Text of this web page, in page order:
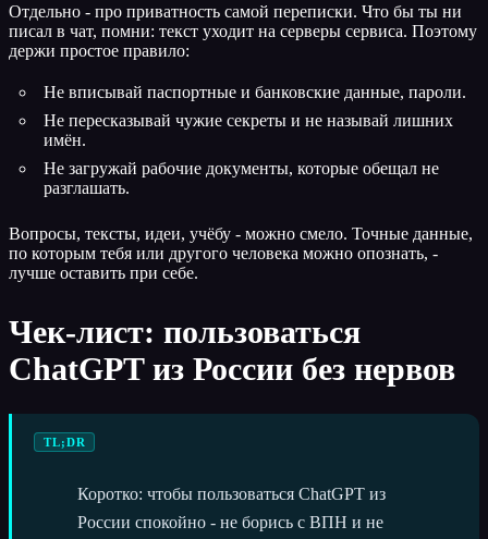
Отдельно - про приватность самой переписки. Что бы ты ни
писал в чат, помни: текст уходит на серверы сервиса. Поэтому
держи простое правило:
Не вписывай паспортные и банковские данные, пароли.
Не пересказывай чужие секреты и не называй лишних
имён.
Не загружай рабочие документы, которые обещал не
разглашать.
Вопросы, тексты, идеи, учёбу - можно смело. Точные данные,
по которым тебя или другого человека можно опознать, -
лучше оставить при себе.
Чек-лист: пользоваться
ChatGPT из России без нервов
TL;DR
Коротко: чтобы пользоваться ChatGPT из
России спокойно - не борись с ВПН и не